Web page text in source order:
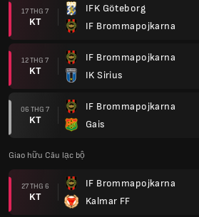
17 THG 7
KT
IFK Göteborg
IF Brommapojkarna
12 THG 7
KT
IF Brommapojkarna
IK Sirius
06 THG 7
KT
IF Brommapojkarna
Gais
Giao hữu Câu lạc bộ
27 THG 6
KT
IF Brommapojkarna
Kalmar FF